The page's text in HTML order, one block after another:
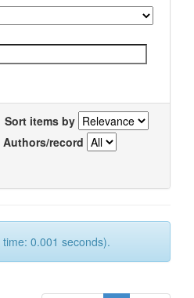
Sort items by
Authors/record
0.001 seconds).